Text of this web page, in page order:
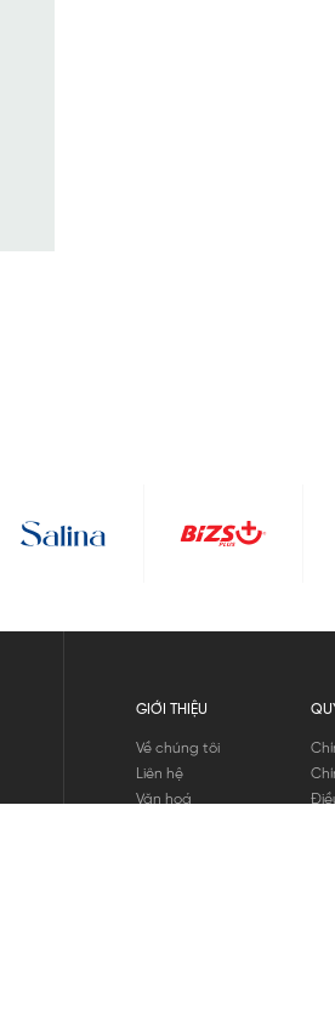
GIỚI THIỆU
Về chúng tôi
Liên hệ
Văn hoá